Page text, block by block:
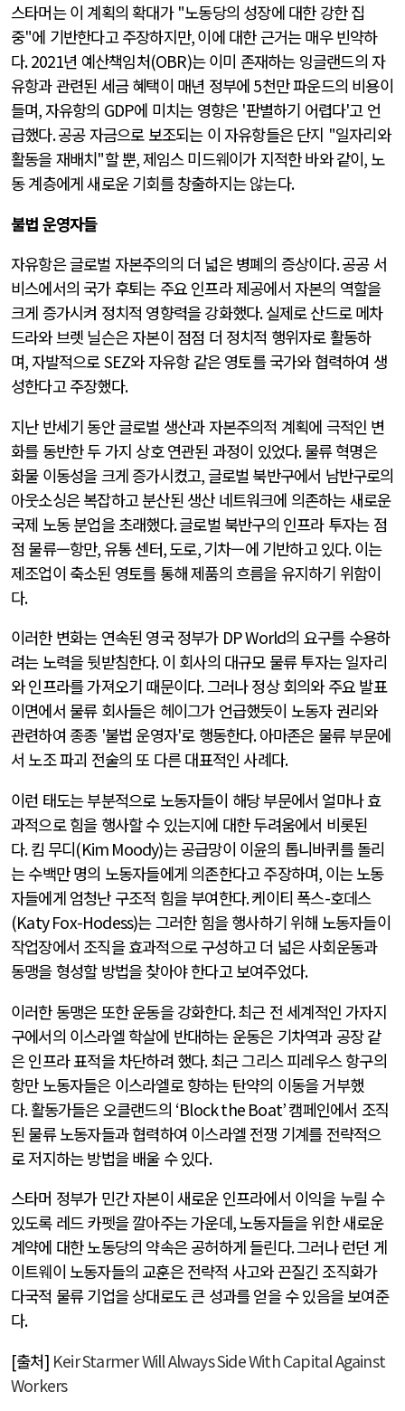
스타머는 이 계획의 확대가 "노동당의 성장에 대한 강한 집
중"에 기반한다고 주장하지만,이에 대한 근거는 매우 빈약하
다. 2021년 예산책임처(OBR)는 이미 존재하는 잉글랜드의 자
유항과 관련된 세금 혜택이 매년 정부에 5천만 파운드의 비용이
들며,자유항의 GDP에 미치는 영향은 '판별하기 어렵다'고 언
급했다.공공 자금으로 보조되는 이 자유항들은 단지 "일자리와
활동을 재배치"할 뿐,제임스 미드웨이가 지적한 바와 같이, 노
동 계층에게 새로운 기회를 창출하지는 않는다.
불법 운영자들
자유항은 글로벌 자본주의의 더 넓은 병폐의 증상이다.공공 서
비스에서의 국가 후퇴는 주요 인프라 제공에서 자본의 역할을
크게 증가시켜 정치적 영향력을 강화했다.실제로 산드로 메차
드라와 브렛 닐슨은 자본이 점점 더 정치적 행위자로 활동하
며,자발적으로SEZ와 자유항 같은 영토를 국가와 협력하여 생
성한다고 주장했다.
지난 반세기 동안 글로벌 생산과 자본주의적 계획에 극적인 변
화를 동반한 두 가지 상호 연관된 과정이 있었다.물류 혁명은
화물 이동성을 크게 증가시켰고,글로벌 북반구에서 남반구로의
아웃소싱은 복잡하고 분산된 생산 네트워크에 의존하는 새로운
국제 노동 분업을 초래했다.글로벌 북반구의 인프라 투자는 점
점 물류—항만,유통 센터,도로,기차—에 기반하고 있다.이는
제조업이 축소된 영토를 통해 제품의 흐름을 유지하기 위함이
다.
이러한 변화는 연속된 영국 정부가 DP World의 요구를 수용하
려는 노력을 뒷받침한다.이 회사의 대규모 물류 투자는 일자리
와 인프라를 가져오기 때문이다.그러나 정상 회의와 주요 발표
이면에서 물류 회사들은 헤이그가 언급했듯이 노동자 권리와
관련하여 종종 '불법 운영자'로 행동한다.아마존은 물류 부문에
서 노조 파괴 전술의 또 다른 대표적인 사례다.
이런 태도는 부분적으로 노동자들이 해당 부문에서 얼마나 효
과적으로 힘을 행사할 수 있는지에 대한 두려움에서 비롯된
다.킴 무디(Kim Moody)는 공급망이 이윤의 톱니바퀴를 돌리
는 수백만 명의 노동자들에게 의존한다고 주장하며, 이는 노동
자들에게 엄청난 구조적 힘을 부여한다.케이티 폭스-호데스
(Katy Fox-Hodess)는 그러한 힘을 행사하기 위해 노동자들이
작업장에서 조직을 효과적으로 구성하고 더 넓은 사회운동과
동맹을 형성할 방법을 찾아야 한다고 보여주었다.
이러한 동맹은 또한 운동을 강화한다.최근 전 세계적인 가자지
구에서의 이스라엘 학살에 반대하는 운동은 기차역과 공장 같
은 인프라 표적을 차단하려 했다.최근 그리스 피레우스 항구의
항만 노동자들은 이스라엘로 향하는 탄약의 이동을 거부했
다.활동가들은 오클랜드의 ‘Block the Boat’캠페인에서 조직
된 물류 노동자들과 협력하여 이스라엘 전쟁 기계를 전략적으
로 저지하는 방법을 배울 수 있다.
스타머 정부가 민간 자본이 새로운 인프라에서 이익을 누릴 수
있도록 레드 카펫을 깔아주는 가운데,노동자들을 위한 새로운
계약에 대한 노동당의 약속은 공허하게 들린다.그러나 런던 게
이트웨이 노동자들의 교훈은 전략적 사고와 끈질긴 조직화가
다국적 물류 기업을 상대로도 큰 성과를 얻을 수 있음을 보여준
다.
[출처] Keir Starmer Will Always Side With Capital Against
Workers